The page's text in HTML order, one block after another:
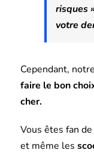
risques »
votre
Cependant, notre
faire le bon
cher.
Vous êtes fan
et même les